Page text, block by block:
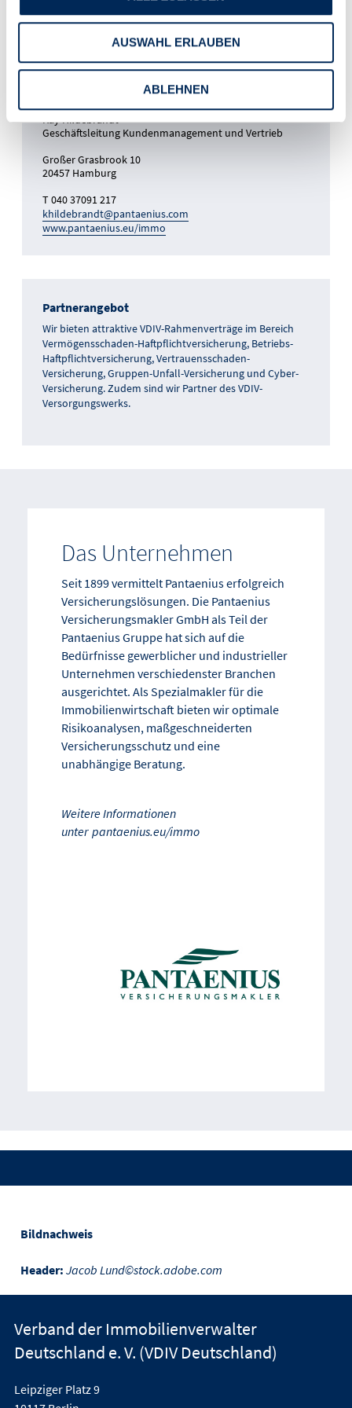
AUSWAHL ERLAUBEN
ABLEHNEN
Kay Hildebrandt
Geschäftsleitung Kundenmanagement und Vertrieb
Großer Grasbrook 10
20457 Hamburg
T 040 37091 217
khildebrandt@pantaenius.com
www.pantaenius.eu/immo
Partnerangebot
Wir bieten attraktive VDIV-Rahmenverträge im Bereich
Vermögensschaden-Haftpflichtversicherung, Betriebs-
Haftpflichtversicherung, Vertrauensschaden-
Versicherung, Gruppen-Unfall-Versicherung und Cyber-
Versicherung. Zudem sind wir Partner des VDIV-
Versorgungswerks.
Das Unternehmen
Seit 1899 vermittelt Pantaenius erfolgreich
Versicherungslösungen. Die Pantaenius
Versicherungsmakler GmbH als Teil der
Pantaenius Gruppe hat sich auf die
Bedürfnisse gewerblicher und industrieller
Unternehmen verschiedenster Branchen
ausgerichtet. Als Spezialmakler für die
Immobilienwirtschaft bieten wir optimale
Risikoanalysen, maßgeschneiderten
Versicherungsschutz und eine
unabhängige Beratung.
Weitere Informationen
unter pantaenius.eu/immo
Bildnachweis
Header: Jacob Lund©stock.adobe.com
Verband der Immobilienverwalter
Deutschland e. V. (VDIV Deutschland)
Leipziger Platz 9